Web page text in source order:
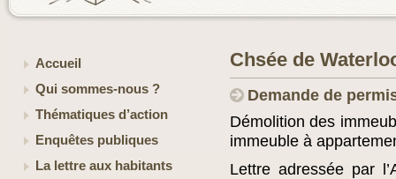
Accueil
Qui sommes-nous ?
Thématiques d’action
Enquêtes publiques
La lettre aux habitants
Chsée de
Demande de
Démolition des
immeuble à
Lettre adressée par